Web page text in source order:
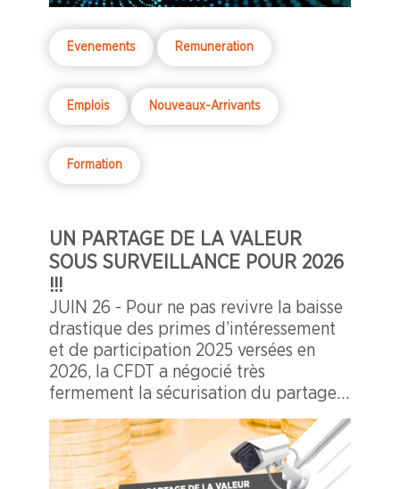
Evenements Remuneration
Emplois Nouveaux-Arrivants
Formation
UN PARTAGE DE LA VALEUR
SOUS SURVEILLANCE POUR 2026
!!!
JUIN 26 - Pour ne pas revivre la baisse
drastique des primes d’intéressement
et de participation 2025 versées en
2026, la CFDT a négocié très
fermement la sécurisation du partage
de la valeur dès l’année prochaine.